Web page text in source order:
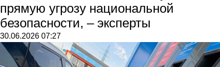
прямую угрозу национальной
безопасности, – эксперты
30.06.2026 07:27